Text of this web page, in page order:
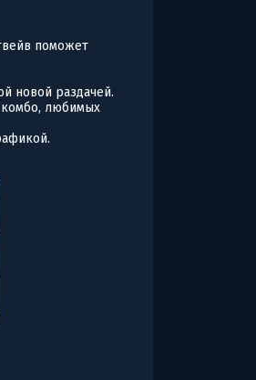
поможет
новой раздачей.
комбо, любимых